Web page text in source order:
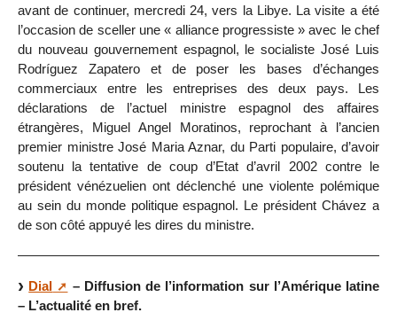
avant de continuer, mercredi 24, vers la Libye. La visite a été
l’occasion de sceller une « alliance progressiste » avec le chef
du nouveau gouvernement espagnol, le socialiste José Luis
Rodríguez Zapatero et de poser les bases d’échanges
commerciaux entre les entreprises des deux pays. Les
déclarations de l’actuel ministre espagnol des affaires
étrangères, Miguel Angel Moratinos, reprochant à l’ancien
premier ministre José Maria Aznar, du Parti populaire, d’avoir
soutenu la tentative de coup d’Etat d’avril 2002 contre le
président vénézuelien ont déclenché une violente polémique
au sein du monde politique espagnol. Le président Chávez a
de son côté appuyé les dires du ministre.
Dial
– Diffusion de l’information sur l’Amérique latine
– L’actualité en bref.